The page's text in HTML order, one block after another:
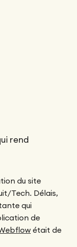
rend
du site
Tech. Délais,
qui
de
était de